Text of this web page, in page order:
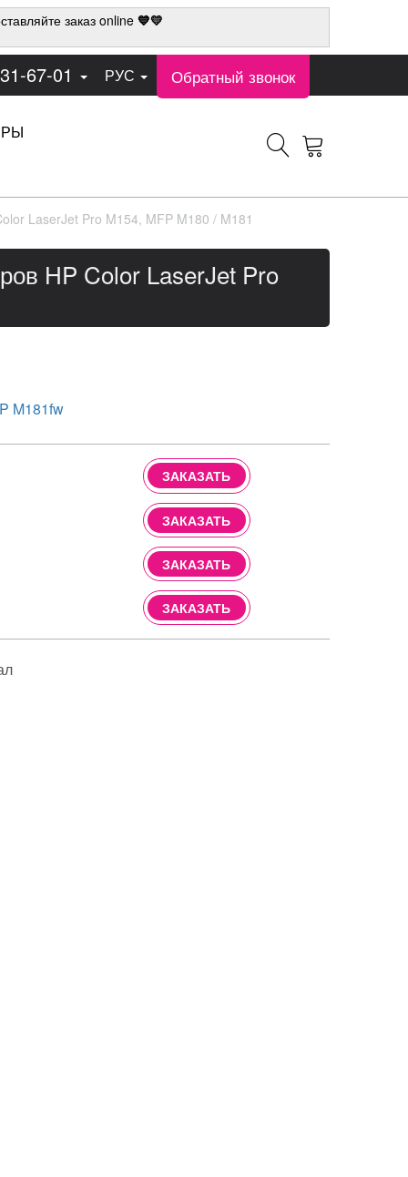
заказ online 💙💛
67-01 РУС Обратный звонок
LaserJet Pro M154, MFP M180 / M181
HP Color LaserJet Pro
M181fw
ЗАКАЗАТЬ
ЗАКАЗАТЬ
ЗАКАЗАТЬ
ЗАКАЗАТЬ